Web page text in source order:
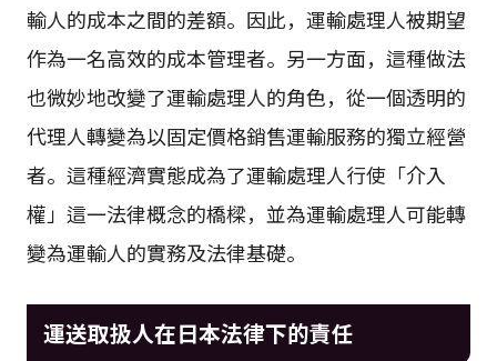
輸人的成本之間的差額。因此，運輸處理人被期望
作為一名高效的成本管理者。另一方面，這種做法
也微妙地改變了運輸處理人的角色，從一個透明的
代理人轉變為以固定價格銷售運輸服務的獨立經營
者。這種經濟實態成為了運輸處理人行使「介入
權」這一法律概念的橋樑，並為運輸處理人可能轉
變為運輸人的實務及法律基礎。
運送取扱人在日本法律下的責任